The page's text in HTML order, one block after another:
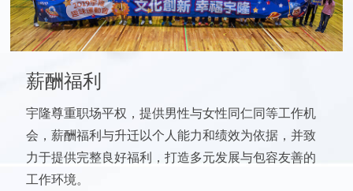
薪酬福利
宇隆尊重职场平权，提供男性与女性同仁同等工作机
会，薪酬福利与升迁以个人能力和绩效为依据，并致
力于提供完整良好福利，打造多元发展与包容友善的
工作环境。